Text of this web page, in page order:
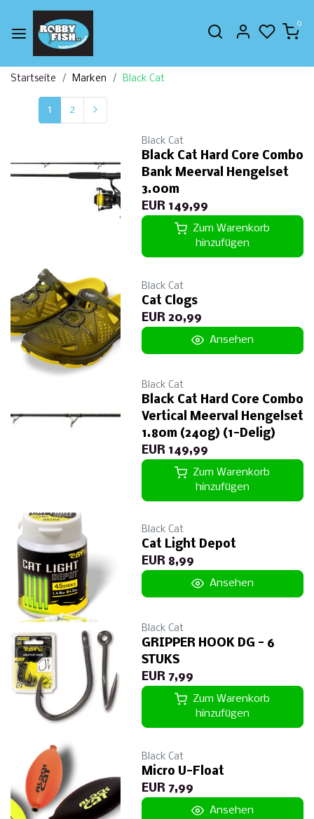
0
Startseite Marken Black Cat
1 2
Black Cat
Black Cat Hard Core Combo
Bank Meerval Hengelset
3.00m
EUR 149,99
Zum Warenkorb
hinzufügen
Black Cat
Cat Clogs
EUR 20,99
Ansehen
Black Cat
Black Cat Hard Core Combo
Vertical Meerval Hengelset
1.80m (240g) (1-Delig)
EUR 149,99
Zum Warenkorb
hinzufügen
Black Cat
Cat Light Depot
EUR 8,99
Ansehen
Black Cat
GRIPPER HOOK DG - 6
STUKS
EUR 7,99
Zum Warenkorb
hinzufügen
Black Cat
Micro U-Float
EUR 7,99
Ansehen